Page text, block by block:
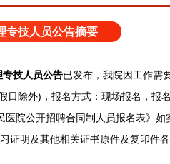
专技人员公告摘要
技人员公告已发布， 我院因工作需
日除外)， 报名方式：现场报名， 报
院公开招聘合同制人员报名表》
证明及其他相关证书原件及复印件